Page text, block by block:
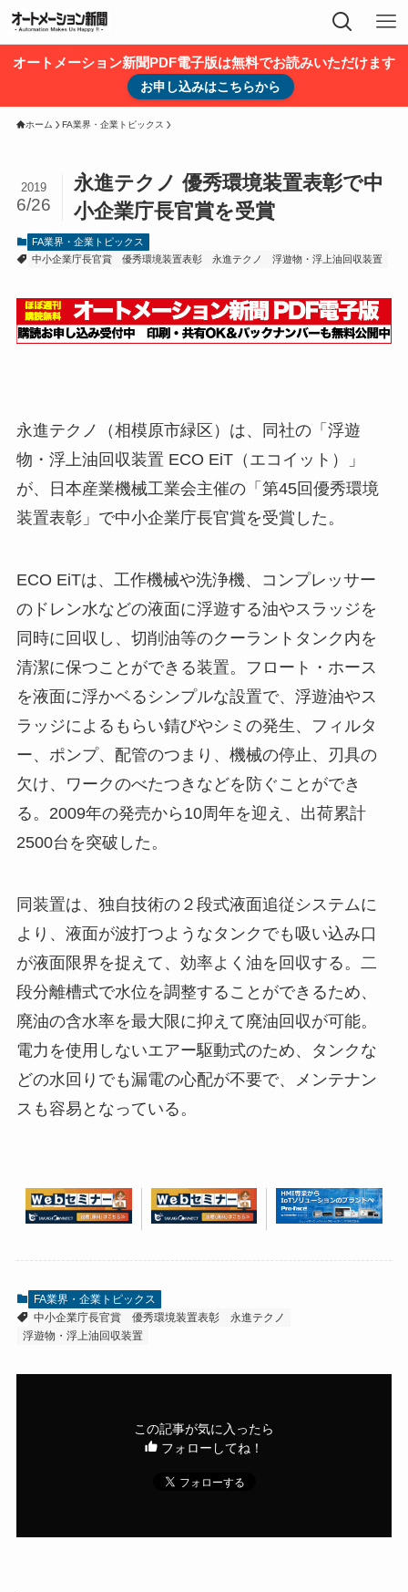
オートメーション新聞PDF電子版は無料でお読みいただけます
お申し込みはこちらから
ホーム FA業界・企業トピックス
永進テクノ 優秀環境装置表彰で中
小企業庁長官賞を受賞
2019
6/26
FA業界・企業トピックス
中小企業庁長官賞
優秀環境装置表彰 永進テクノ 浮遊物・浮上油回収装置
永進テクノ（相模原市緑区）は、同社の「浮遊
物・浮上油回収装置 ECO EiT（エコイット）」
が、日本産業機械工業会主催の「第45回優秀環境
装置表彰」で中小企業庁長官賞を受賞した。
ECO EiTは、工作機械や洗浄機、コンプレッサー
のドレン水などの液面に浮遊する油やスラッジを
同時に回収し、切削油等のクーラントタンク内を
清潔に保つことができる装置。フロート・ホース
を液面に浮かベるシンプルな設置で、浮遊油やス
ラッジによるもらい錆びやシミの発生、フィルタ
ー、ポンプ、配管のつまり、機械の停止、刃具の
欠け、ワークのべたつきなどを防ぐことができ
る。2009年の発売から10周年を迎え、出荷累計
2500台を突破した。
同装置は、独自技術の２段式液面追従システムに
より、液面が波打つようなタンクでも吸い込み口
が液面限界を捉えて、効率よく油を回収する。二
段分離槽式で水位を調整することができるため、
廃油の含水率を最大限に抑えて廃油回収が可能。
電力を使用しないエアー駆動式のため、タンクな
どの水回りでも漏電の心配が不要で、メンテナン
スも容易となっている。
FA業界・企業トピックス
中小企業庁長官賞
優秀環境装置表彰
永進テクノ
浮遊物・浮上油回収装置
この記事が気に入ったら
フォローしてね！